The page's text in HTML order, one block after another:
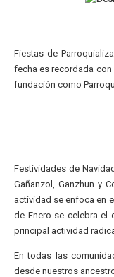
Fiestas de
fecha es recordada con
fundación como
Festividades de
Gañanzol, Ganzhun y
actividad se enfoca en
de Enero se celebra el
principal actividad
En todas las
desde nuestros